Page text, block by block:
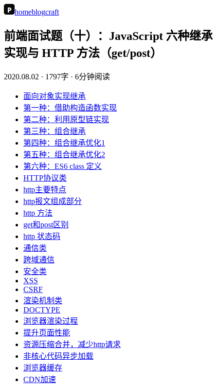
P homeblogcraft
前端面试题（十）：JavaScript 六种继承
实现与 HTTP 方法（get/post）
2020.08.02 · 1797字 · 6分钟阅读
面向对象实现继承
第一种：借助构造函数实现
第二种：利用原型链实现
第三种：组合继承
第四种：组合继承优化1
第五种：组合继承优化2
第六种：ES6 class 定义
HTTP协议类
http主要特点
http报文组成部分
http 方法
get和post区别
http 状态码
通信类
跨域通信
安全类
XSS
CSRF
渲染机制类
DOCTYPE
浏览器渲染过程
提升页面性能
资源压缩合并，减少http请求
非核心代码异步加载
浏览器缓存
CDN加速